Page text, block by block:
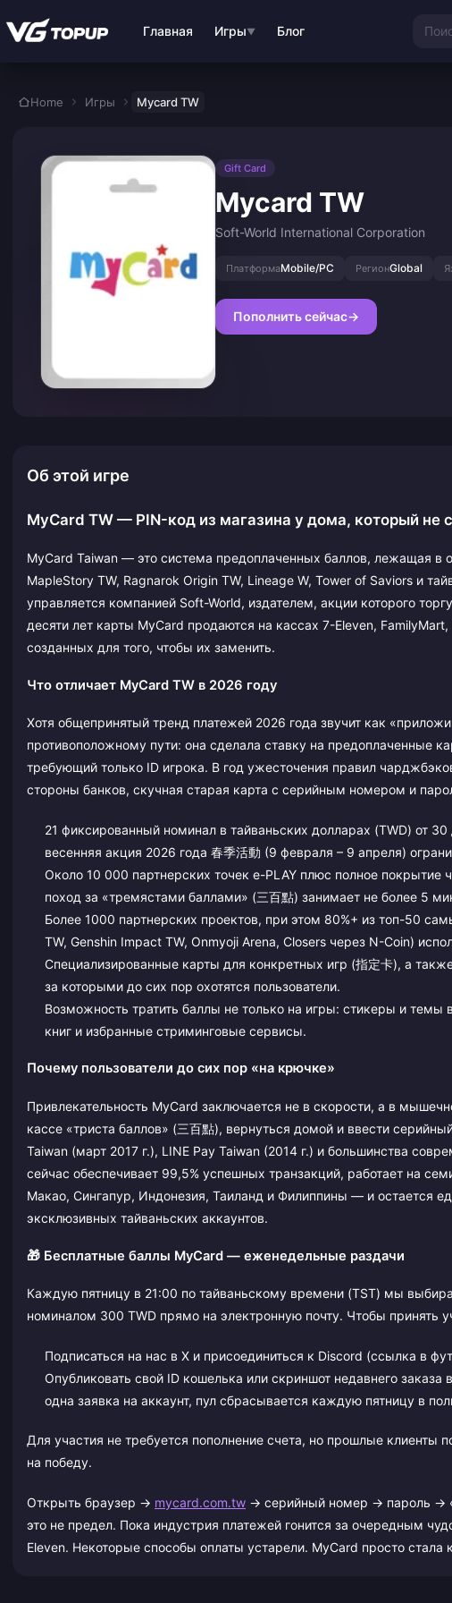
Главная Игры▼ Блог
Home Игры Mycard TW
Gift Card
Mycard TW
Soft-World International Corporation
ПлатформаMobile/PC РегионGlobal
Пополнить сейчас→
Об этой игре
MyCard TW — PIN-код из магазина у дома, который не
MyCard Taiwan — это система предоплаченных баллов, лежащая в
MapleStory TW, Ragnarok Origin TW, Lineage W, Tower of Saviors и
управляется компанией Soft-World, издателем, акции которого
десяти лет карты MyCard продаются на кассах 7-Eleven,
созданных для того, чтобы их заменить.
Что отличает MyCard TW в 2026 году
Хотя общепринятый тренд платежей 2026 года звучит как
противоположному пути: она сделала ставку на предоплаченные
требующий только ID игрока. В год ужесточения правил
стороны банков, скучная старая карта с серийным номером и
21 фиксированный номинал в тайваньских долларах (TWD) от
весенняя акция 2026 года 春季活動 (9 февраля – 9 апреля)
Около 10 000 партнерских точек e-PLAY плюс полное
поход за «тремястами баллами» (三百點) занимает не более 5
Более 1000 партнерских проектов, при этом 80%+ из топ-50
TW, Genshin Impact TW, Onmyoji Arena, Closers через N-Coin)
Специализированные карты для конкретных игр (指定卡), а
за которыми до сих пор охотятся пользователи.
Возможность тратить баллы не только на игры: стикеры и
книг и избранные стриминговые сервисы.
Почему пользователи до сих пор «на крючке»
Привлекательность MyCard заключается не в скорости, а в
кассе «триста баллов» (三百點), вернуться домой и ввести
Taiwan (март 2017 г.), LINE Pay Taiwan (2014 г.) и большинства
сейчас обеспечивает 99,5% успешных транзакций, работает на
Макао, Сингапур, Индонезия, Таиланд и Филиппины — и остается
эксклюзивных тайваньских аккаунтов.
🎁 Бесплатные баллы MyCard — еженедельные раздачи
Каждую пятницу в 21:00 по тайваньскому времени (TST) мы
номиналом 300 TWD прямо на электронную почту. Чтобы принять
Подписаться на нас в X и присоединиться к Discord (ссылка в
Опубликовать свой ID кошелька или скриншот недавнего заказа
одна заявка на аккаунт, пул сбрасывается каждую пятницу в
Для участия не требуется пополнение счета, но прошлые
на победу.
Открыть браузер → mycard.com.tw → серийный номер → пароль →
это не предел. Пока индустрия платежей гонится за очередным
Eleven. Некоторые способы оплаты устарели. MyCard просто стала